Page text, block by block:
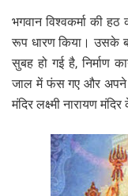
भगवान विश्वकर्मा की
रूप धारण किया। उसके
सुबह हो गई है, निर्माण
जाल में फंस गए और अपने
मंदिर लक्ष्मी नारायण